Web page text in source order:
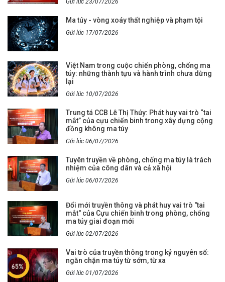
Gửi lúc 23/07/2026
Ma túy - vòng xoáy thất nghiệp và phạm tội
Gửi lúc 17/07/2026
Việt Nam trong cuộc chiến phòng, chống ma
túy: những thành tựu và hành trình chưa dừng
lại
Gửi lúc 10/07/2026
Trung tá CCB Lê Thị Thúy: Phát huy vai trò “tai
mắt” của cựu chiến binh trong xây dựng cộng
đồng không ma túy
Gửi lúc 06/07/2026
Tuyên truyền về phòng, chống ma túy là trách
nhiệm của công dân và cả xã hội
Gửi lúc 06/07/2026
Đổi mới truyền thông và phát huy vai trò "tai
mắt" của Cựu chiến binh trong phòng, chống
ma túy giai đoạn mới
Gửi lúc 02/07/2026
Vai trò của truyền thông trong kỷ nguyên số:
ngăn chặn ma túy từ sớm, từ xa
Gửi lúc 01/07/2026